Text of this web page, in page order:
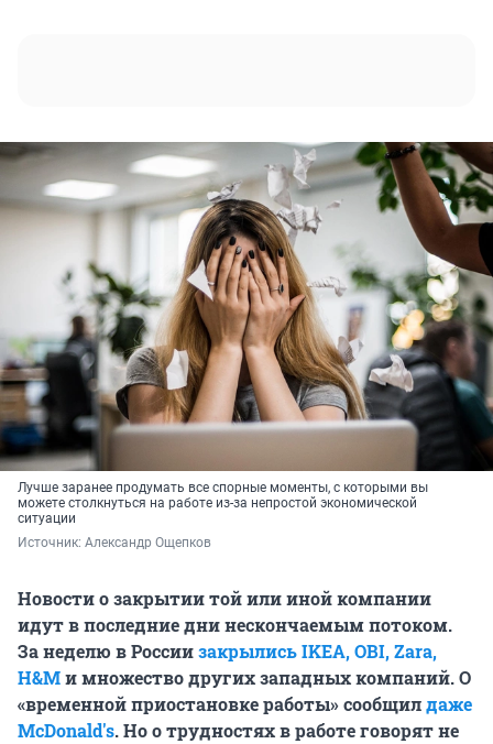
Лучше заранее продумать все спорные моменты, с которыми вы
можете столкнуться на работе из-за непростой экономической
ситуации
Источник: Александр Ощепков
Новости о закрытии той или иной компании
идут в последние дни нескончаемым потоком.
За неделю в Россиизакрылись IKEA, OBI, Zara,
H&Mи множество других западных компаний. О
«временной приостановке работы» сообщилдаже
McDonald's. Но о трудностях в работе говорят не